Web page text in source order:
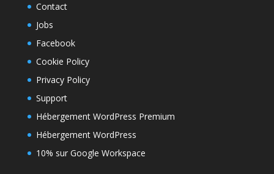
Contact
Jobs
Facebook
Cookie Policy
Privacy Policy
Support
Hébergement WordPress Premium
Hébergement WordPress
10% sur Google Workspace